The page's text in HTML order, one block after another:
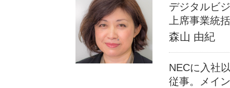
デジタルビ
上席事業統括
森山 由紀
NECに入社
従事。メイ